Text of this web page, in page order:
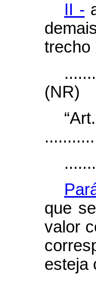
II -
trecho
(NR)
que
valor
esteja